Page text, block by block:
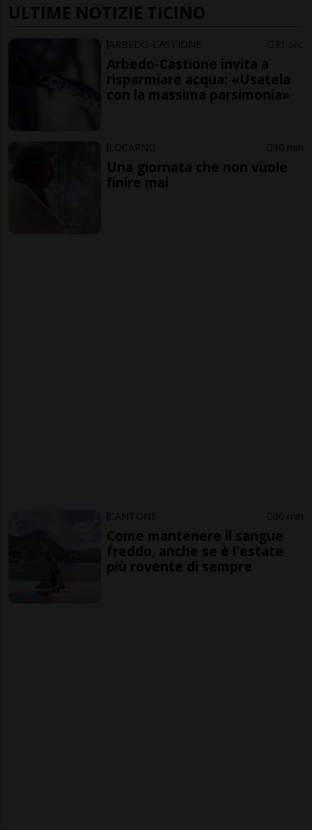
ULTIME NOTIZIE TICINO
ARBEDO-CASTIONE 31 sec
Arbedo-Castione invita a
risparmiare acqua: «Usatela
con la massima parsimonia»
LOCARNO 30 min
Una giornata che non vuole
finire mai
CANTONE 30 min
Come mantenere il sangue
freddo, anche se è l'estate
più rovente di sempre